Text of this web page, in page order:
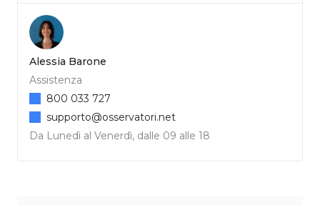
Alessia Barone
Assistenza
Da Lunedì al Venerdì, dalle 09 alle 18
800 033 727
supporto@osservatori.net